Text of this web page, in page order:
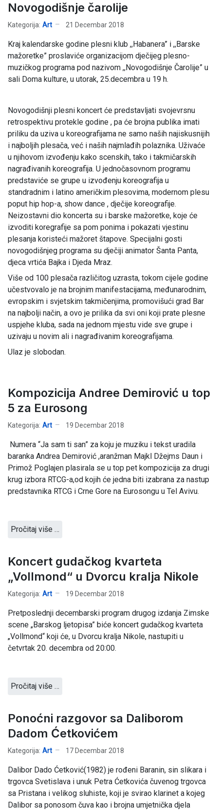
Novogodišnje čarolije
Kategorija: Art 21 Decembar 2018
Kraj kalendarske godine plesni klub ,,Habanera” i ,,Barske
mažoretke” proslaviće organizacijom dječijeg plesno-
muzičkog programa pod nazivom ,,Novogodišnje Čarolije” u
sali Doma kulture, u utorak, 25.decembra u 19 h.
Novogodišnji plesni koncert će predstavljati svojevrsnu
retrospektivu protekle godine , pa će brojna publika imati
priliku da uziva u koreografijama ne samo naših najiskusnijih
i najboljih plesača, već i naših najmlađih polaznika. Uživaće
u njihovom izvođenju kako scenskih, tako i takmičarskih
nagrađivanih koreografija. U jednočasovnom programu
predstaviće se grupe u izvođenju koreografija u
standradnim i latino američkim plesovima, modernom plesu
poput hip hop-a, show dance , dječije koreografije.
Neizostavni dio koncerta su i barske mažoretke, koje će
izvoditi koregrafije sa pom ponima i pokazati vjestinu
plesanja koristeći mažoret štapove. Specijalni gosti
novogodišnjeg programa su dječiji animator Šanta Panta,
djeca vrtića Bajka i Djeda Mraz.
Više od 100 plesača različitog uzrasta, tokom cijele godine
učestvovalo je na brojnim manifestacijama, međunarodnim,
evropskim i svjetskim takmičenjima, promovišući grad Bar
na najbolji način, a ovo je prilika da svi oni koji prate plesne
uspjehe kluba, sada na jednom mjestu vide sve grupe i
uzivaju u novim ali i nagrađivanim koreografijama.
Ulaz je slobodan.
Kompozicija Andree Demirović u top
5 za Eurosong
Kategorija: Art 19 Decembar 2018
Numera “Ja sam ti san” za koju je muziku i tekst uradila
baranka Andrea Demirović ,aranžman Majkl Džejms Daun i
Primož Poglajen plasirala se u top pet kompozicija za drugi
krug izbora RTCG-a,od kojih će jedna biti izabrana za nastup
predstavnika RTCG i Crne Gore na Eurosongu u Tel Avivu.
Pročitaj više …
Koncert gudačkog kvarteta
„Vollmond“ u Dvorcu kralja Nikole
Kategorija: Art 19 Decembar 2018
Pretposlednji decembarski program drugog izdanja Zimske
scene „Barskog ljetopisa” biće koncert gudačkog kvarteta
„Vollmond“ koji će, u Dvorcu kralja Nikole, nastupiti u
četvrtak 20. decembra od 20:00.
Pročitaj više …
Ponoćni razgovor sa Daliborom
Dadom Ćetkovićem
Kategorija: Art 17 Decembar 2018
Dalibor Dado Ćetković(1982) je rođeni Baranin, sin slikara i
trgovca Svetislava i unuk Petra Ćetkovića čuvenog trgovca
sa Pristana i velikog sluhiste, koji je svirao klarinet a kojeg
Dalibor sa ponosom čuva kao i brojna umjetnička djela